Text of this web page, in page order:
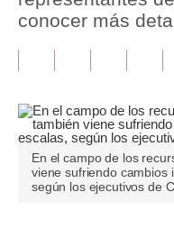
Plus G
Pregunta de hoy
Blogs
conocer más
En el campo de los
viene sufriendo cambios
según los ejecutivos de